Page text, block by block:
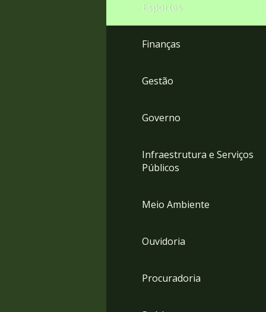
Esportes
Finanças
Gestão
Governo
Infraestrutura e Serviços
Públicos
Meio Ambiente
Ouvidoria
Procuradoria